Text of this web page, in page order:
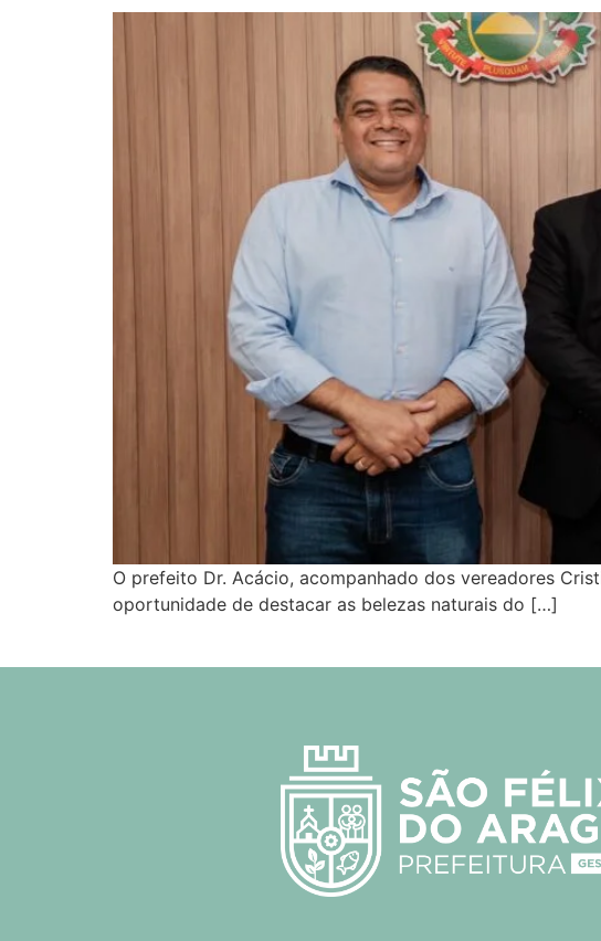
O prefeito Dr. Acácio, acompanhado dos vereadores
oportunidade de destacar as belezas naturais do […]